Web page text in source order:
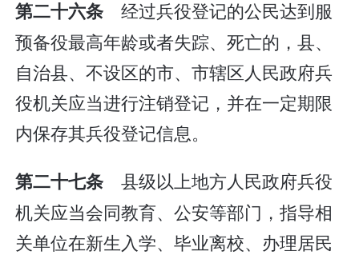
第二十六条经过兵役登记的公民达到服
预备役最高年龄或者失踪、死亡的，县、
自治县、不设区的市、市辖区人民政府兵
役机关应当进行注销登记，并在一定期限
内保存其兵役登记信息。
第二十七条县级以上地方人民政府兵役
机关应当会同教育、公安等部门，指导相
关单位在新生入学、毕业离校、办理居民